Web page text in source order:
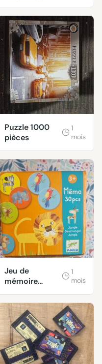
Puzzle 1000
pièces
1
mois
Jeu de
mémoire
jungle
1
mois